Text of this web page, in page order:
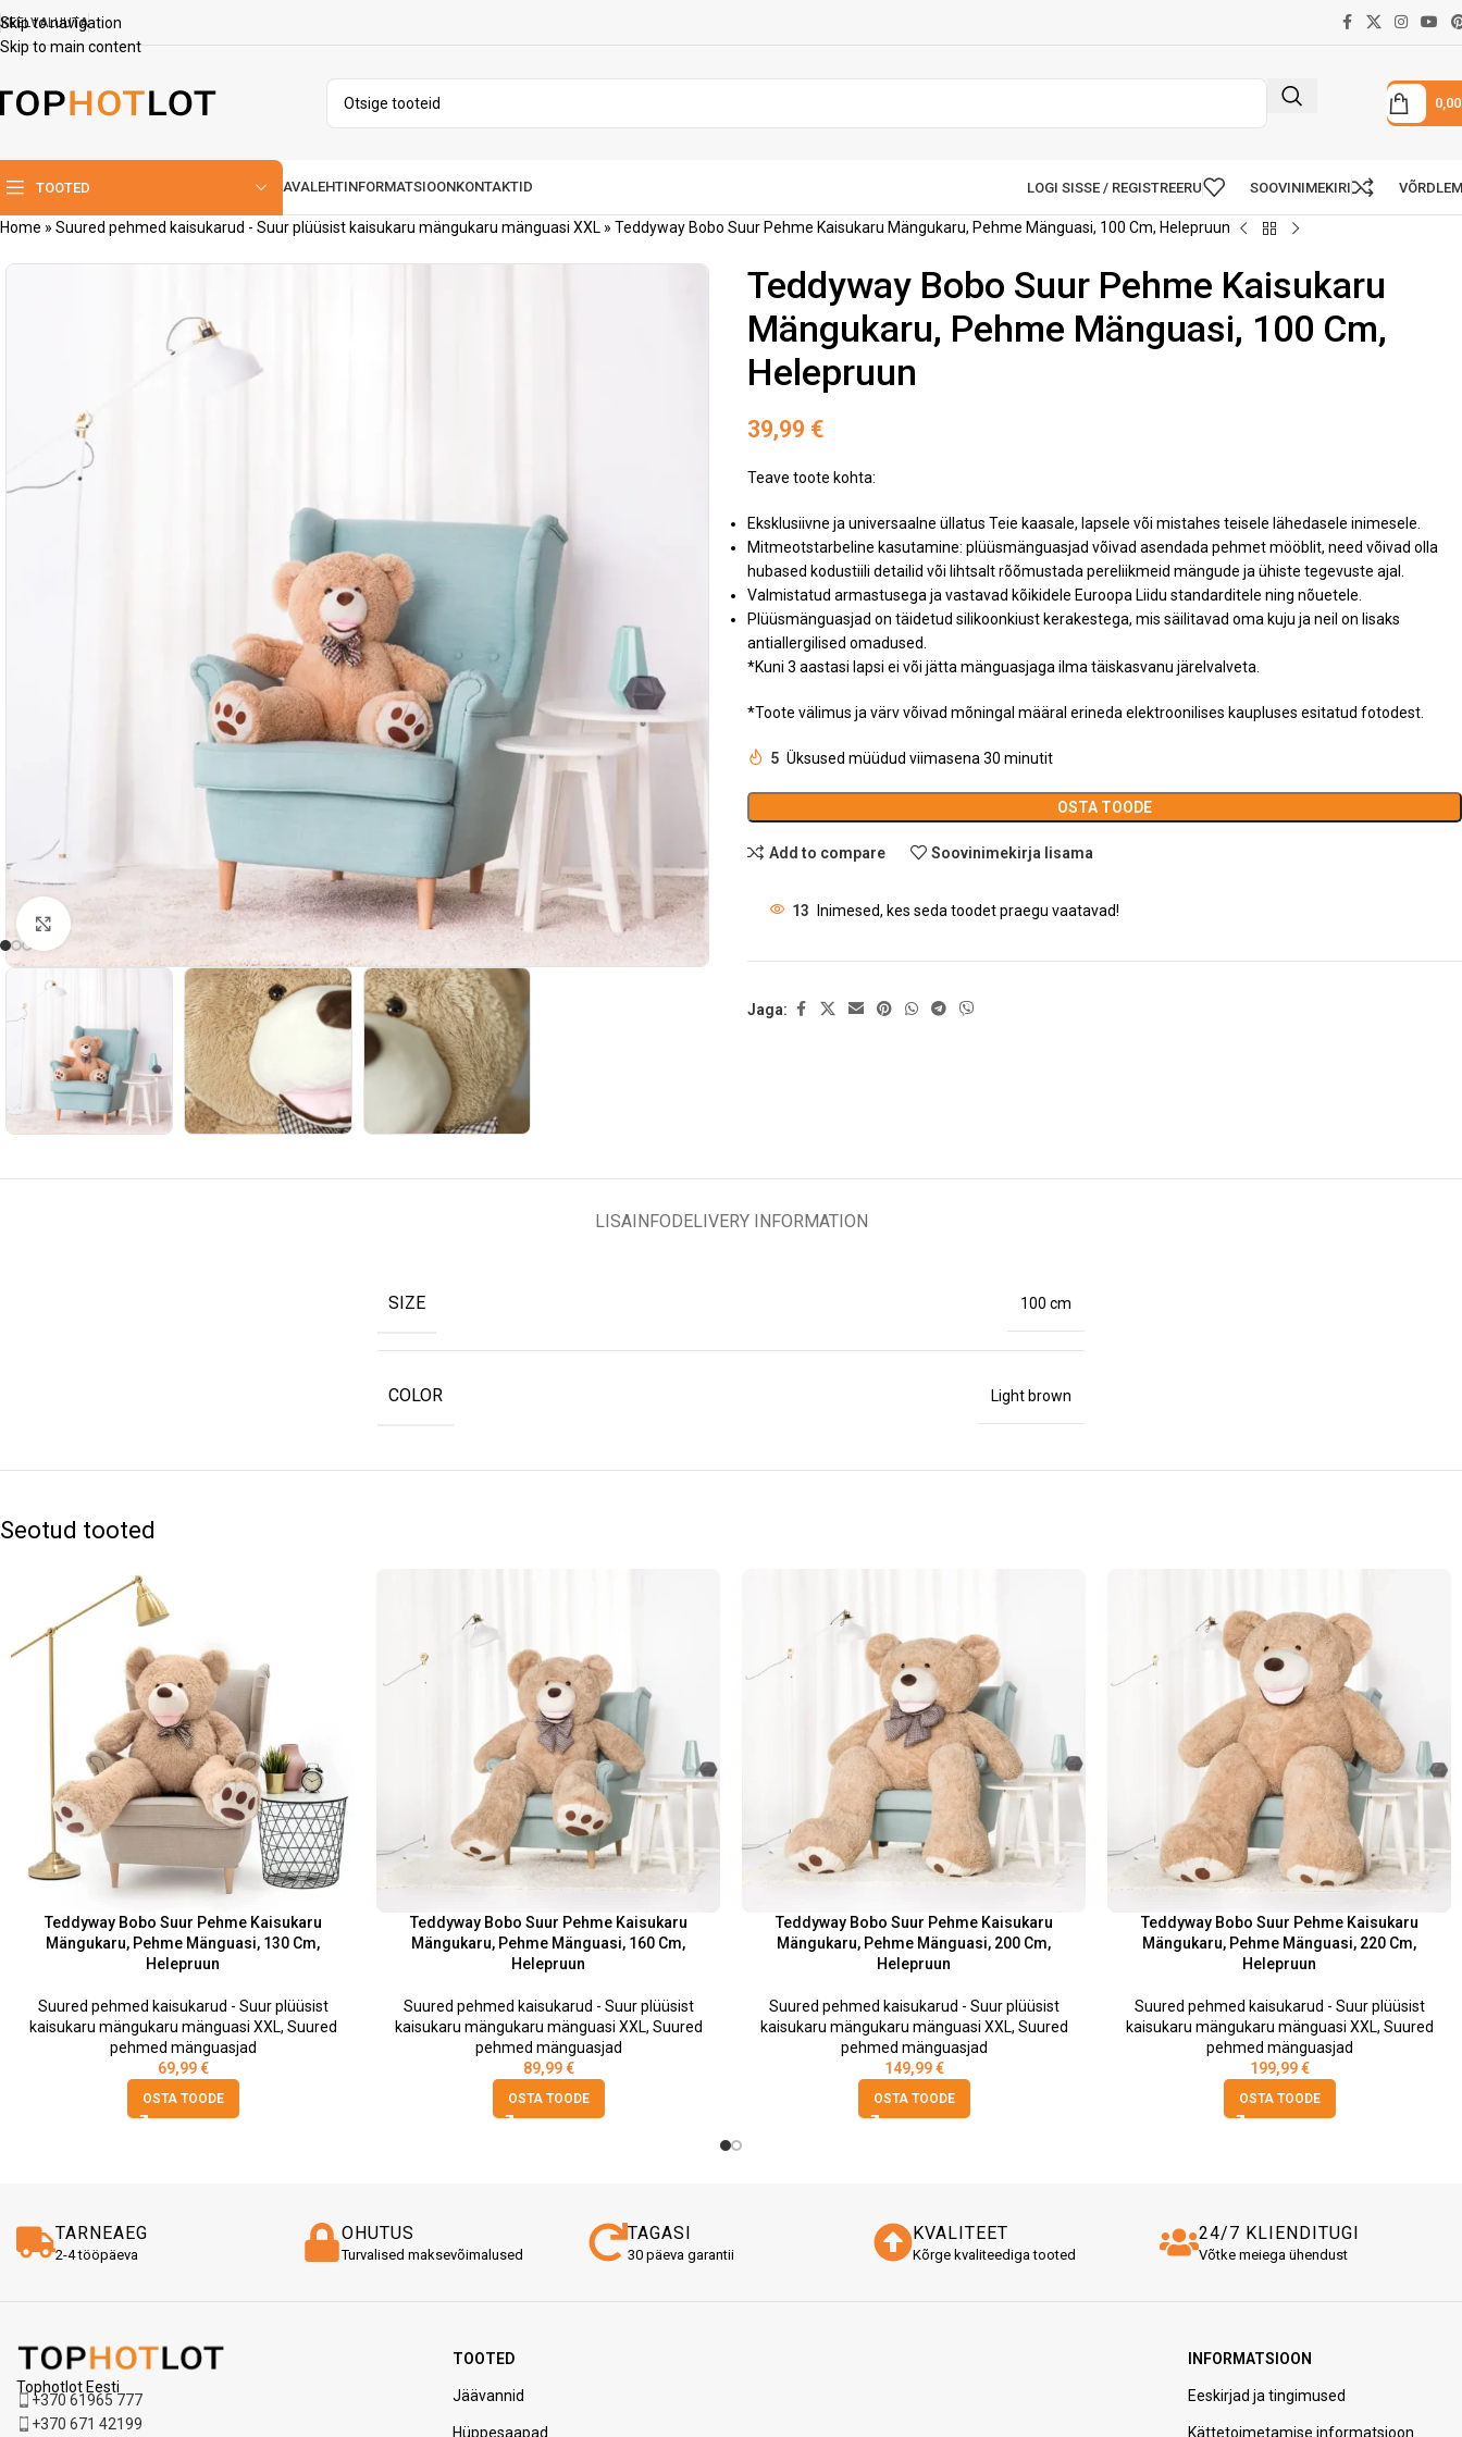
Skip to navigation
Skip to main content
KEELVALUUTA
TOOTED AVALEHTINFORMATSIOONKONTAKTID LOGI SISSE / REGISTREERU SOOVINIMEKIRI
Home » Suured pehmed kaisukarud - Suur plüüsist kaisukaru mängukaru mänguasi XXL » Teddyway Bobo Suur Pehme Kaisukaru Mängukaru, Pehme Mänguasi, 100 Cm, Helepruun
Teddyway Bobo Suur Pehme Kaisukaru
Mängukaru, Pehme Mänguasi, 100 Cm,
Helepruun
39,99 €
Teave toote kohta:
Eksklusiivne ja universaalne üllatus Teie kaasale, lapsele või mistahes teisele lähedasele inimesele.
Mitmeotstarbeline kasutamine: plüüsmänguasjad võivad asendada pehmet mööblit, need võivad olla
hubased kodustiili detailid või lihtsalt rõõmustada pereliikmeid mängude ja ühiste tegevuste ajal.
Valmistatud armastusega ja vastavad kõikidele Euroopa Liidu standarditele ning nõuetele.
Plüüsmänguasjad on täidetud silikoonkiust kerakestega, mis säilitavad oma kuju ja neil on lisaks
antiallergilised omadused.
*Kuni 3 aastasi lapsi ei või jätta mänguasjaga ilma täiskasvanu järelvalveta.
*Toote välimus ja värv võivad mõningal määral erineda elektroonilises kaupluses esitatud fotodest.
5 Üksused müüdud viimasena 30 minutit
OSTA TOODE
Add to compare Soovinimekirja lisama
13 Inimesed, kes seda toodet praegu vaatavad!
Jaga:
LISAINFO DELIVERY INFORMATION
SIZE 100 cm
COLOR Light brown
Seotud tooted
Teddyway Bobo Suur Pehme Kaisukaru
Mängukaru, Pehme Mänguasi, 130 Cm,
Helepruun
Suured pehmed kaisukarud - Suur plüüsist
kaisukaru mängukaru mänguasi XXL, Suured
pehmed mänguasjad
69,99€
OSTA TOODE
Teddyway Bobo Suur Pehme Kaisukaru
Mängukaru, Pehme Mänguasi, 160 Cm,
Helepruun
Suured pehmed kaisukarud - Suur plüüsist
kaisukaru mängukaru mänguasi XXL, Suured
pehmed mänguasjad
89,99€
OSTA TOODE
Teddyway Bobo Suur Pehme Kaisukaru
Mängukaru, Pehme Mänguasi, 200 Cm,
Helepruun
Suured pehmed kaisukarud - Suur plüüsist
kaisukaru mängukaru mänguasi XXL, Suured
pehmed mänguasjad
149,99€
OSTA TOODE
Teddyway Bobo Suur Pehme Kaisukaru
Mängukaru, Pehme Mänguasi, 220 Cm,
Helepruun
Suured pehmed kaisukarud - Suur plüüsist
kaisukaru mängukaru mänguasi XXL, Suured
pehmed mänguasjad
199,99€
OSTA TOODE
TARNEAEG
2-4 tööpäeva
OHUTUS
Turvalised maksevõimalused
TAGASI
30 päeva garantii
KVALITEET
Kõrge kvaliteediga tooted
24/7 KLIENDITUGI
Võtke meiega ühendust
Tophotlot Eesti
+370 61965 777
+370 671 42199
TOOTED
Jäävannid
Hüppesaapad
INFORMATSIOON
Eeskirjad ja tingimused
Kättetoimetamise informatsioon